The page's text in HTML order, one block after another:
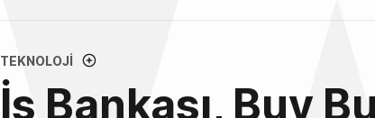
TEKNOLOJI
İş Bankası, Buy